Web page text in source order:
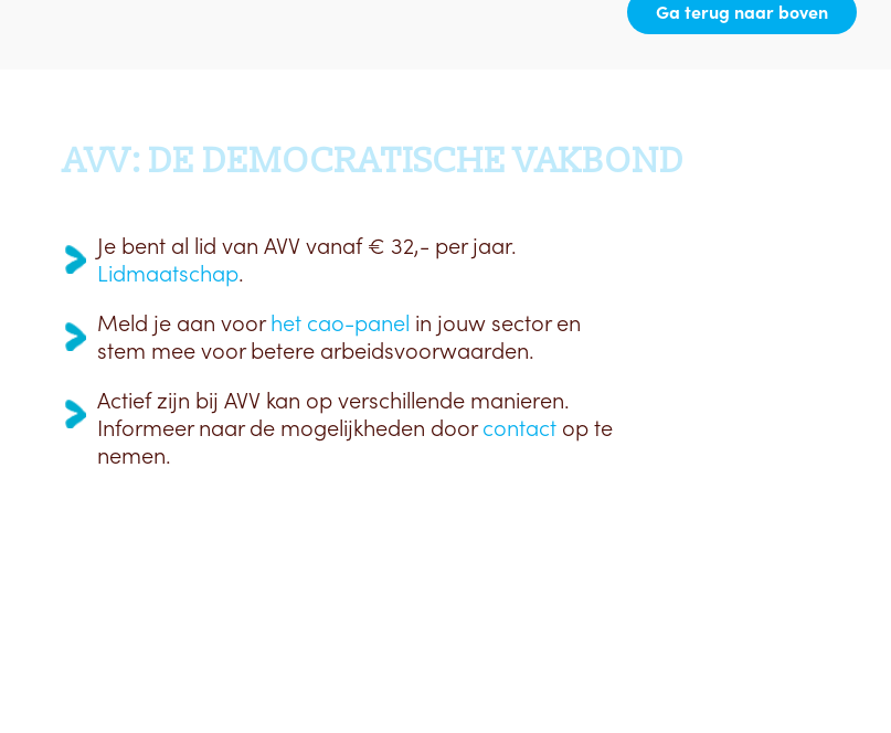
Ga terug naar boven
AVV: DE DEMOCRATISCHE VAKBOND
Je bent al lid van AVV vanaf € 32,- per jaar.
Lidmaatschap.
Meld je aan voorhet cao-panel in jouw sector en
stem mee voor betere arbeidsvoorwaarden.
Actief zijn bij AVV kan op verschillende manieren.
Informeer naar de mogelijkheden doorcontact op te
nemen.